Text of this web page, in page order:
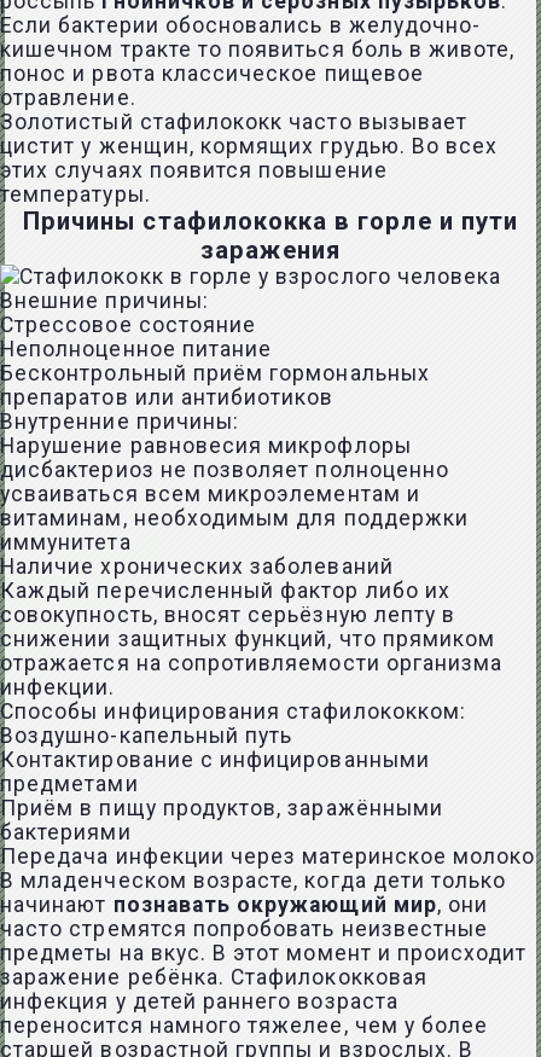
Если бактерии обосновались в желудочно-
кишечном тракте то появиться боль в животе,
понос и рвота классическое пищевое
отравление.
Золотистый стафилококк часто вызывает
цистит у женщин, кормящих грудью. Во всех
этих случаях появится повышение
температуры.
Причины стафилококка в горле и пути
заражения
Внешние причины:
Стрессовое состояние
Неполноценное питание
Бесконтрольный приём гормональных
препаратов или антибиотиков
Внутренние причины:
Нарушение равновесия микрофлоры
дисбактериоз не позволяет полноценно
усваиваться всем микроэлементам и
витаминам, необходимым для поддержки
иммунитета
Наличие хронических заболеваний
Каждый перечисленный фактор либо их
совокупность, вносят серьёзную лепту в
снижении защитных функций, что прямиком
отражается на сопротивляемости организма
инфекции.
Способы инфицирования стафилококком:
Воздушно-капельный путь
Контактирование с инфицированными
предметами
Приём в пищу продуктов, заражёнными
бактериями
Передача инфекции через материнское молоко
В младенческом возрасте, когда дети только
начинают познавать окружающий мир, они
часто стремятся попробовать неизвестные
предметы на вкус. В этот момент и происходит
заражение ребёнка. Стафилококковая
инфекция у детей раннего возраста
переносится намного тяжелее, чем у более
старшей возрастной группы и взрослых. В